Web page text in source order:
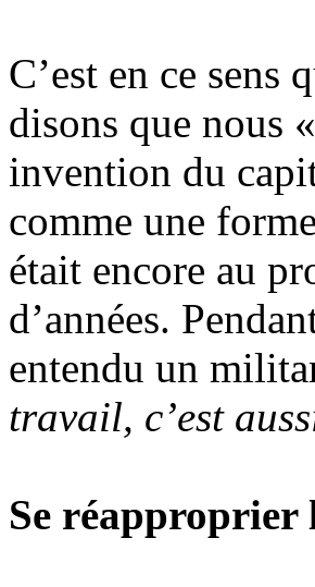
C’est en ce
disons que nous
invention du
comme une
était encore au
d’années.
entendu un
travail, c’est
Se réapproprier